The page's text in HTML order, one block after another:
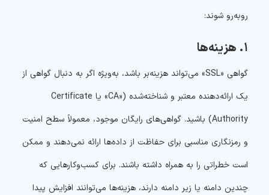
روبه‌رو شوند:
۱. هزینه‌ها
گواهی «SSL» می‌تواند هزینه‌بر باشد، به‌ویژه اگر به دنبال گواهی از
یک ارائه‌دهنده معتبر و شناخته‌شده («CA» یا Certificate
Authority) باشید. گواهی‌های رایگان موجود، معمولاً سطح امنیت
و رمزنگاری مناسبی برای حفاظت از داده‌ها ارائه نمی‌دهند و ممکن
است خطراتی را به همراه داشته باشند. برای کسب‌وکارهایی که
چندین دامنه یا زیر دامنه دارند، هزینه‌ها می‌توانند افزایش پیدا